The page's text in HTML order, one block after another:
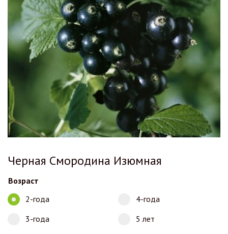
Черная Смородина Изюмная
Возраст
2-года
3-года
4-года
5 лет